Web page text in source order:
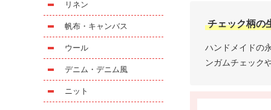
チェック柄の
ハンドメイドの
ンガムチェック
リネン
帆布・キャンバス
ウール
デニム・デニム風
ニット